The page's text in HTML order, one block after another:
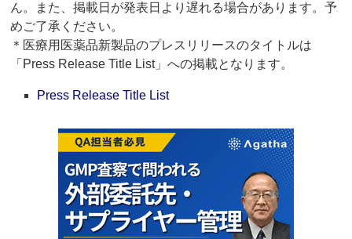
ん。また、掲載日が発表日より遅れる場合があります。予
めご了承ください。
＊医療用医薬品新製品のプレスリリースのタイトルは
「Press Release Title List」への掲載となります。
Press Release Title List